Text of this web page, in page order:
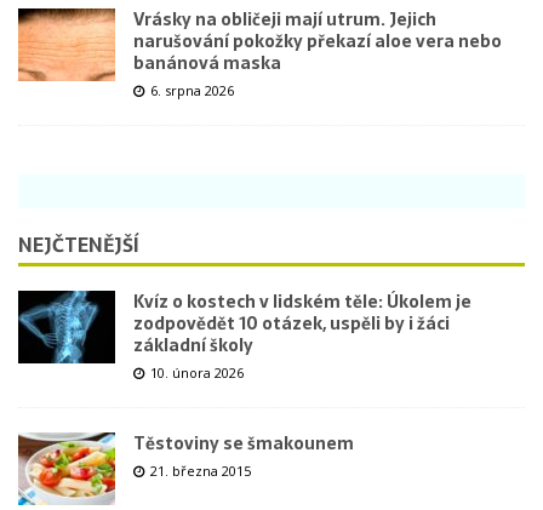
Vrásky na obličeji mají utrum. Jejich
narušování pokožky překazí aloe vera nebo
banánová maska
6. srpna 2026
NEJČTENĚJŠÍ
Kvíz o kostech v lidském těle: Úkolem je
zodpovědět 10 otázek, uspěli by i žáci
základní školy
10. února 2026
Těstoviny se šmakounem
21. března 2015